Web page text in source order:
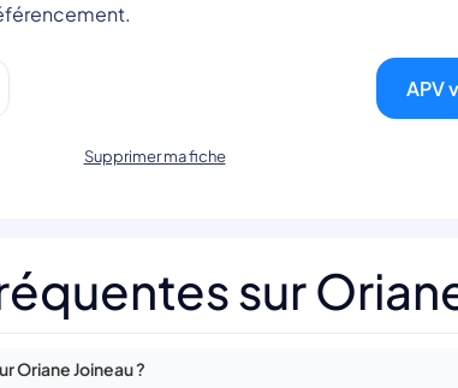
APV
Supprimer ma fiche
sur
Oriane Joineau ?